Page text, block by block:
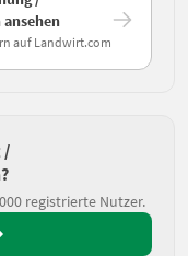
auf Landwirt.com
/
registrierte Nutzer.